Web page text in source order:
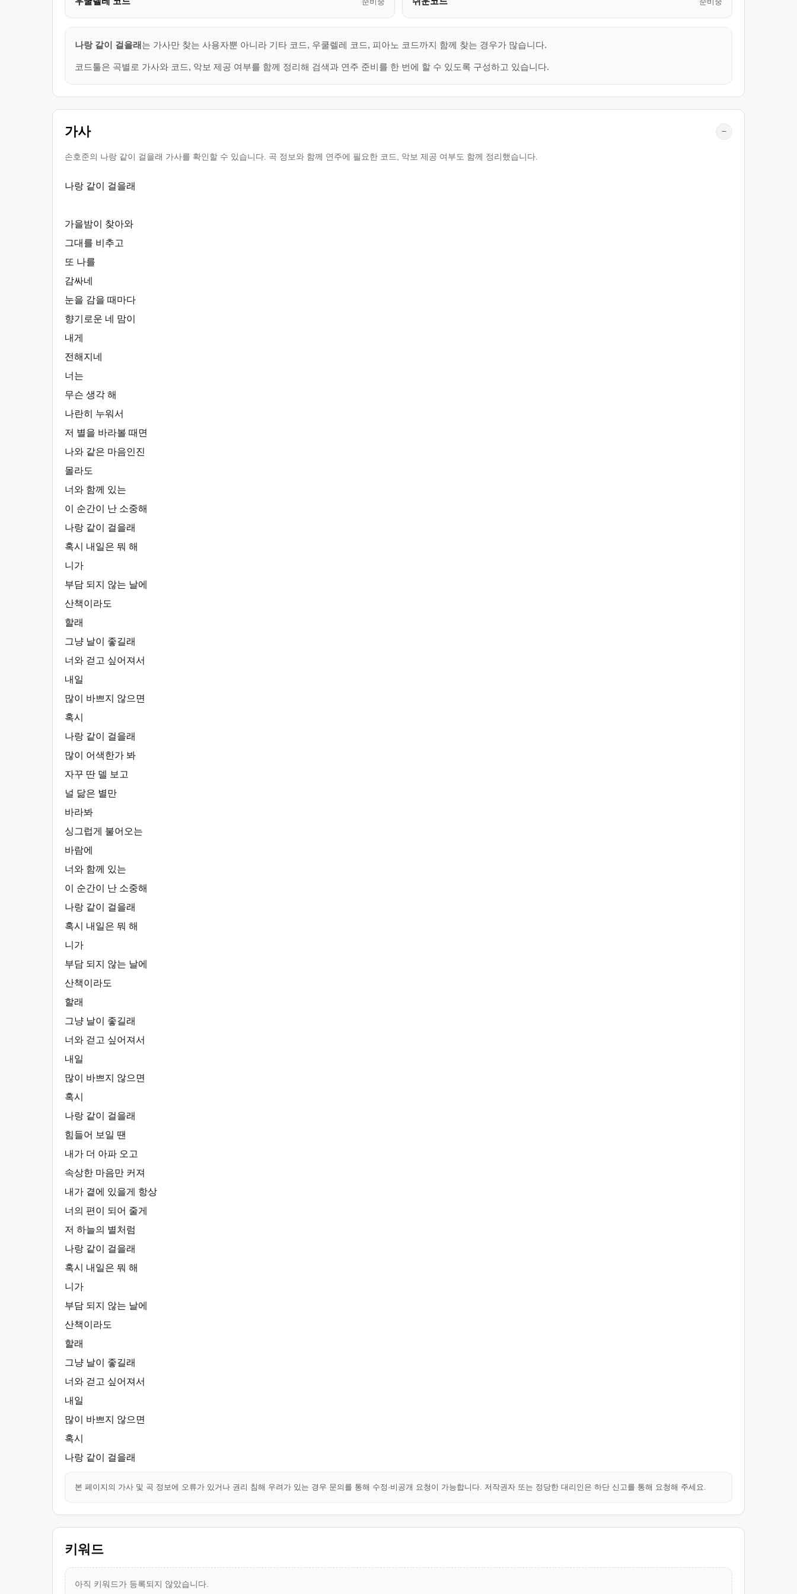
나랑 같이 걸을래 는 가사만 찾는 사용자뿐 아니라 기타 코드, 우쿨렐레 코드, 피아노 코드까지 함께 찾는 경우가 많습니다.
코드툴은 곡별로 가사와 코드, 악보 제공 여부를 함께 정리해 검색과 연주 준비를 한 번에 할 수 있도록 구성하고 있습니다.
가사 −
손호준의 나랑 같이 걸을래 가사를 확인할 수 있습니다. 곡 정보와 함께 연주에 필요한 코드, 악보 제공 여부도 함께 정리했습니다.
나랑 같이 걸을래
가을밤이 찾아와
그대를 비추고
또 나를
감싸네
눈을 감을 때마다
향기로운 네 맘이
내게
전해지네
너는
무슨 생각 해
나란히 누워서
저 별을 바라볼 때면
나와 같은 마음인진
몰라도
너와 함께 있는
이 순간이 난 소중해
나랑 같이 걸을래
혹시 내일은 뭐 해
니가
부담 되지 않는 날에
산책이라도
할래
그냥 날이 좋길래
너와 걷고 싶어져서
내일
많이 바쁘지 않으면
혹시
나랑 같이 걸을래
많이 어색한가 봐
자꾸 딴 델 보고
널 닮은 별만
바라봐
싱그럽게 불어오는
바람에
너와 함께 있는
이 순간이 난 소중해
나랑 같이 걸을래
혹시 내일은 뭐 해
니가
부담 되지 않는 날에
산책이라도
할래
그냥 날이 좋길래
너와 걷고 싶어져서
내일
많이 바쁘지 않으면
혹시
나랑 같이 걸을래
힘들어 보일 땐
내가 더 아파 오고
속상한 마음만 커져
내가 곁에 있을게 항상
너의 편이 되어 줄게
저 하늘의 별처럼
나랑 같이 걸을래
혹시 내일은 뭐 해
니가
부담 되지 않는 날에
산책이라도
할래
그냥 날이 좋길래
너와 걷고 싶어져서
내일
많이 바쁘지 않으면
혹시
나랑 같이 걸을래
본 페이지의 가사 및 곡 정보에 오류가 있거나 권리 침해 우려가 있는 경우 문의를 통해 수정·비공개 요청이 가능합니다. 저작권자 또는 정당한 대리인은 하단 신고를 통해 요청해 주세요.
키워드
아직 키워드가 등록되지 않았습니다.